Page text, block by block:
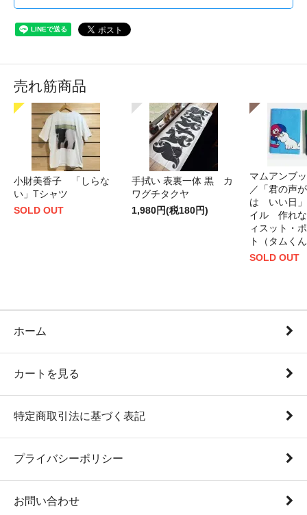
売れ筋商品
小財美香子 「しらな
い」Tシャツ
SOLD OUT
手拭い 表裏一体 黒 カ
ワグチタクヤ
1,980円(税180円)
マムアンブ
／「君の声
は いい日」
イル 作れ
ィスット・
ト（タムく
SOLD OUT
ホーム
カートを見る
特定商取引法に基づく表記
プライバシーポリシー
お問い合わせ